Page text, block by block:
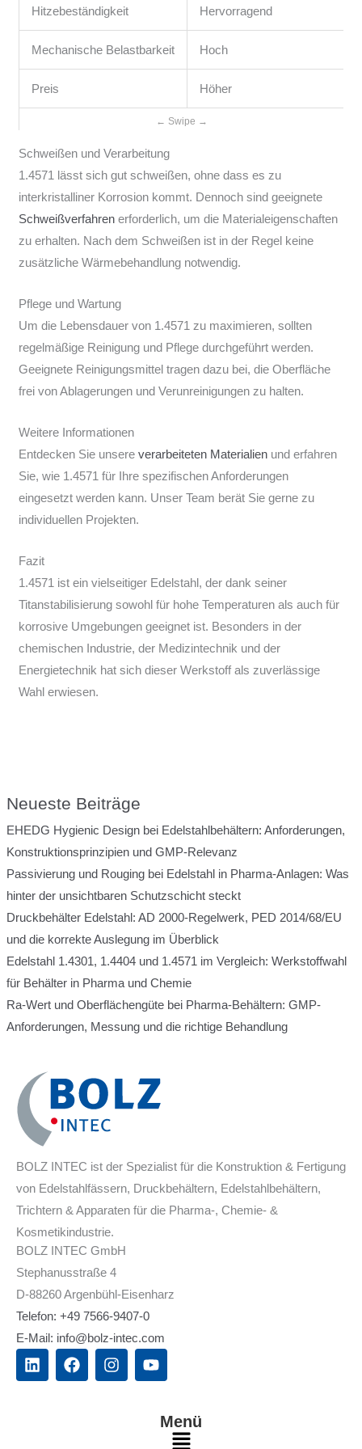
Hitzebeständigkeit Hervorragend
Mechanische Belastbarkeit Hoch
Preis Höher
Schweißen und Verarbeitung
1.4571 lässt sich gut schweißen, ohne dass es zu
interkristalliner Korrosion kommt. Dennoch sind geeignete
Schweißverfahren erforderlich, um die Materialeigenschaften
zu erhalten. Nach dem Schweißen ist in der Regel keine
zusätzliche Wärmebehandlung notwendig.
Pflege und Wartung
Um die Lebensdauer von 1.4571 zu maximieren, sollten
regelmäßige Reinigung und Pflege durchgeführt werden.
Geeignete Reinigungsmittel tragen dazu bei, die Oberfläche
frei von Ablagerungen und Verunreinigungen zu halten.
Weitere Informationen
Entdecken Sie unsereverarbeiteten Materialien und erfahren
Sie, wie 1.4571 für Ihre spezifischen Anforderungen
eingesetzt werden kann. Unser Team berät Sie gerne zu
individuellen Projekten.
Fazit
1.4571 ist ein vielseitiger Edelstahl, der dank seiner
Titanstabilisierung sowohl für hohe Temperaturen als auch für
korrosive Umgebungen geeignet ist. Besonders in der
chemischen Industrie, der Medizintechnik und der
Energietechnik hat sich dieser Werkstoff als zuverlässige
Wahl erwiesen.
Neueste Beiträge
EHEDG Hygienic Design bei Edelstahlbehältern: Anforderungen,
Konstruktionsprinzipien und GMP-Relevanz
Passivierung und Rouging bei Edelstahl in Pharma-Anlagen: Was
hinter der unsichtbaren Schutzschicht steckt
Druckbehälter Edelstahl: AD 2000-Regelwerk, PED 2014/68/EU
und die korrekte Auslegung im Überblick
Edelstahl 1.4301, 1.4404 und 1.4571 im Vergleich: Werkstoffwahl
für Behälter in Pharma und Chemie
Ra-Wert und Oberflächengüte bei Pharma-Behältern: GMP-
Anforderungen, Messung und die richtige Behandlung
BOLZ INTEC ist der Spezialist für die Konstruktion & Fertigung
von Edelstahlfässern, Druckbehältern, Edelstahlbehältern,
Trichtern & Apparaten für die Pharma-, Chemie- &
Kosmetikindustrie.
BOLZ INTEC GmbH
Stephanusstraße 4
D-88260 Argenbühl-Eisenharz
Telefon: +49 7566-9407-0
E-Mail: info@bolz-intec.com
L
i
F
a
I
n
Y
o
Menü
Main